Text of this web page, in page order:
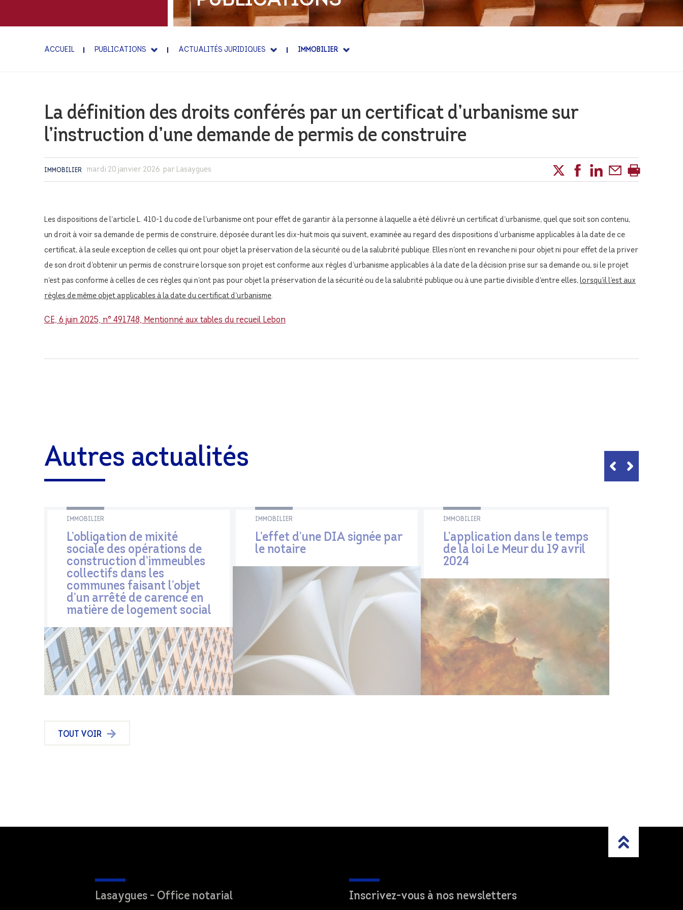
INTERNATIONAL EXPERIENCE
ACCUEIL PUBLICATIONS ACTUALITÉS JURIDIQUES IMMOBILIER
La définition des droits conférés par un certificat d’urbanisme sur
l’instruction d’une demande de permis de construire
IMMOBILIER mardi 20 janvier 2026 par Lasaygues
Les dispositions de l’article L. 410-1 du code de l’urbanisme ont pour effet de garantir à la personne à laquelle a été délivré un certificat d’urbanisme, quel que soit son contenu,
un droit à voir sa demande de permis de construire, déposée durant les dix-huit mois qui suivent, examinée au regard des dispositions d’urbanisme applicables à la date de ce
certificat, à la seule exception de celles qui ont pour objet la préservation de la sécurité ou de la salubrité publique. Elles n’ont en revanche ni pour objet ni pour effet de la priver
de son droit d’obtenir un permis de construire lorsque son projet est conforme aux règles d’urbanisme applicables à la date de la décision prise sur sa demande ou, si le projet
n’est pas conforme à celles de ces règles qui n’ont pas pour objet la préservation de la sécurité ou de la salubrité publique ou à une partie divisible d’entre elles,lorsqu’il l’est aux
règles de même objet applicables à la date du certificat d’urbanisme.
CE, 6 juin 2025, n° 491748, Mentionné aux tables du recueil Lebon
Autres actualités
IMMOBILIER
L’obligation de mixité
sociale des opérations de
construction d’immeubles
collectifs dans les
communes faisant l’objet
d’un arrêté de carence en
matière de logement social
IMMOBILIER
L’effet d’une DIA signée par
le notaire
IMMOBILIER
L’application dans le temps
de la loi Le Meur du 19 avril
2024
TOUT VOIR
Lasaygues - Office notarial Inscrivez-vous à nos newsletters